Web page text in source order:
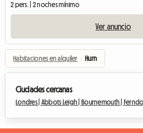
2 pers. | 2 noches mínimo
Ver anuncio
Habitaciones en alquiler › Hurn
Ciudades cercanas
Londres | Abbots Leigh |Bournemouth |